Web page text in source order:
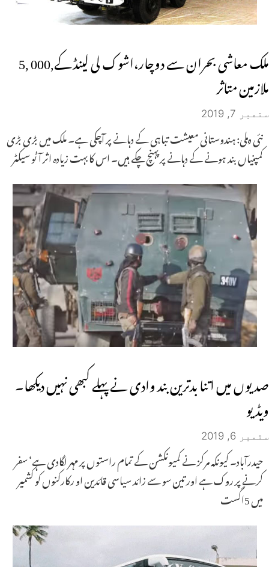
ملک معاشی بحران سے دوچار،اشوک لی لینڈ کے,000 ,5
ملازمین متاثر
ستمبر 7, 2019
نئی دہلی: ہندوستانی معیشت تباہی کے دہانے پر آچکی ہے۔ ملک میں بڑی بڑی
کمپنیاں بند ہونے کے دہانے پر پہنچ چکے ہیں۔ اس کا بہت زیادہ اثر آٹو سیکٹر
صدیوں میں اتنا بدترین بند وادی نے پہلے کبھی نہیں دیکھا۔
ویڈیو
ستمبر 6, 2019
حیدرآباد۔ کیونکہ مرکز نے کمیونکشن کے تمام راستوں پر مہر لگادی ہے‘ سفر
کرنے پر روک ہے اور تین سو سے زائد سیاسی قائدین او رکارکنوں کو کشمیر
میں 5اگست